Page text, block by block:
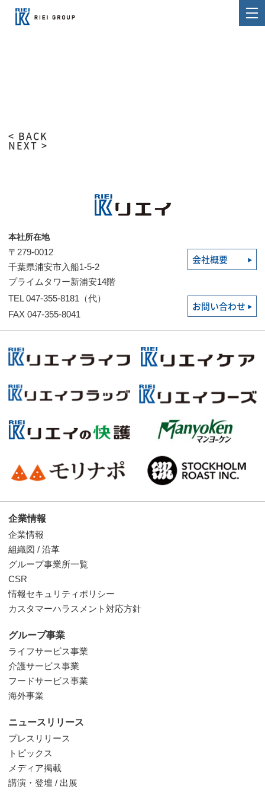
< BACK
NEXT >
本社所在地
〒279-0012
千葉県浦安市入船1-5-2
プライムタワー新浦安14階
会社概要
TEL 047-355-8181（代）
FAX 047-355-8041
お問い合わせ
企業情報
企業情報
組織図 / 沿革
グループ事業所一覧
CSR
情報セキュリティポリシー
カスタマーハラスメント対応方針
グループ事業
ライフサービス事業
介護サービス事業
フードサービス事業
海外事業
ニュースリリース
プレスリリース
トピックス
メディア掲載
講演・登壇 / 出展